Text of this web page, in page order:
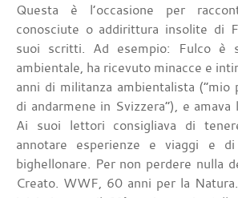
Questa è l’occasione per
conosciute o addirittura insolite di
suoi scritti. Ad esempio: Fulco è
ambientale, ha ricevuto minacce e
anni di militanza ambientalista (“mio
di andarmene in Svizzera”), e amava
Ai suoi lettori consigliava di
annotare esperienze e viaggi e di
bighellonare. Per non perdere nulla
Creato. WWF, 60 anni per la